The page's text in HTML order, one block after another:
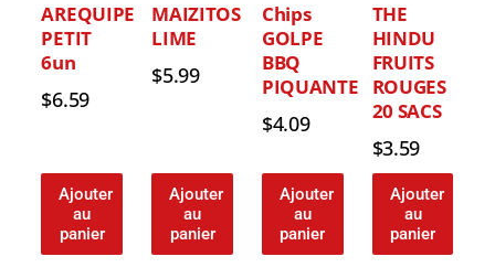
AREQUIPE
PETIT
6un
$6.59
Ajouter
au
panier
MAIZITOS
LIME
$5.99
Ajouter
au
panier
Chips
GOLPE
BBQ
PIQUANTE
$4.09
Ajouter
au
panier
THE
HINDU
FRUITS
ROUGES
20 SACS
$3.59
Ajouter
au
panier